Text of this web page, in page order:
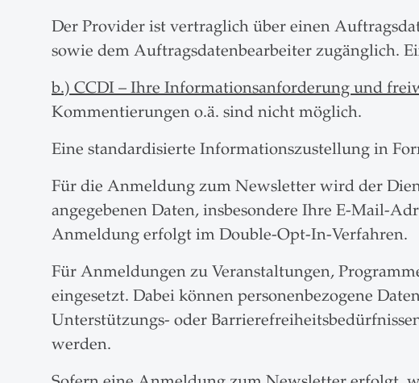
Der Provider ist vertraglich über einen
sowie dem Auftragsdatenbearbeiter zugänglich.
b.) CCDI – Ihre Informationsanforderung und
Kommentierungen o.ä. sind nicht möglich.
Eine standardisierte Informationszustellung in
Für die Anmeldung zum Newsletter wird der
angegebenen Daten, insbesondere Ihre E-Mail-
Anmeldung erfolgt im Double-Opt-In-Verfahren.
Für Anmeldungen zu Veranstaltungen,
eingesetzt. Dabei können personenbezogene
Unterstützungs- oder
werden.